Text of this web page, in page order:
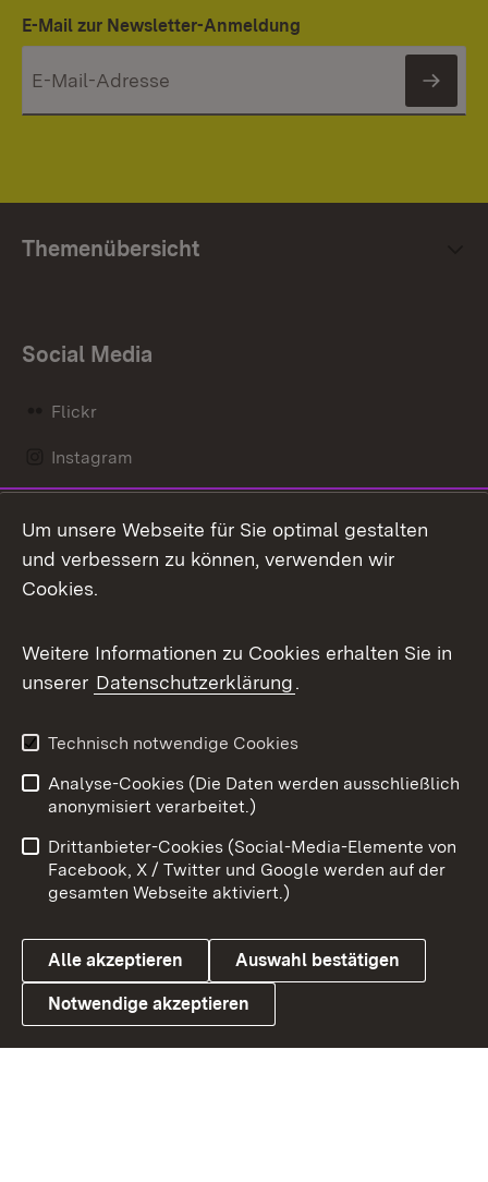
E-Mail zur Newsletter-Anmeldung
Themenübersicht
Social Media
Flickr
Instagram
Mastodon
Messenger
Social Wall
X / Twitter
Youtube
Link zum Landesportal
Benutzungshinweise
Barrierefreiheit
Datenschutz
Cookies
Um unsere Webseite für Sie optimal gestalten
und verbessern zu können, verwenden wir
Cookies.
Weitere Informationen zu Cookies erhalten Sie in
unserer Datenschutzerklärung.
Technisch notwendige Cookies
Analyse-Cookies (Die Daten werden ausschließlich
anonymisiert verarbeitet.)
Drittanbieter-Cookies (Social-Media-Elemente von
Facebook, X / Twitter und Google werden auf der
gesamten Webseite aktiviert.)
Alle akzeptieren Auswahl bestätigen
Notwendige akzeptieren